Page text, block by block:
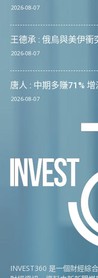
2026-08-07
王德承 : 俄烏與美伊衝
2026-08-07
唐人 : 中期多賺71%
2026-08-07
INVEST360 是一個財經綜